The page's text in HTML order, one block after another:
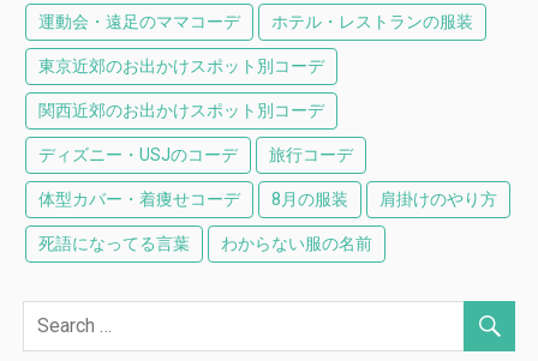
運動会・遠足のママコーデ ホテル・レストランの服装
東京近郊のお出かけスポット別コーデ
関西近郊のお出かけスポット別コーデ
ディズニー・USJのコーデ 旅行コーデ
体型カバー・着痩せコーデ 8月の服装 肩掛けのやり方
死語になってる言葉 わからない服の名前